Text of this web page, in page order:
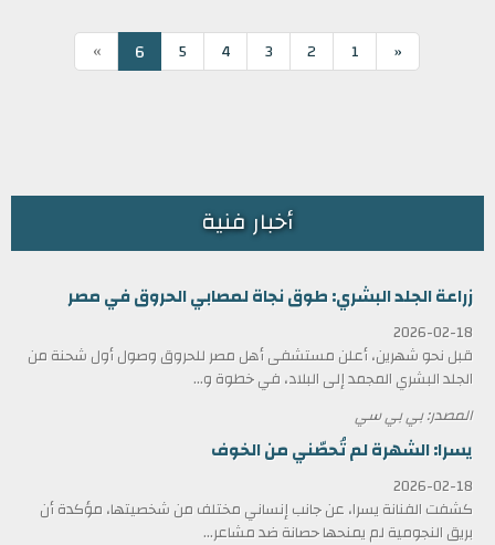
«
1
2
3
4
5
6
»
أخبار فنية
زراعة الجلد البشري: طوق نجاة لمصابي الحروق في مصر
2026-02-18
قبل نحو شهرين، أعلن مستشفى أهل مصر للحروق وصول أول شحنة من
الجلد البشري المجمد إلى البلاد، في خطوة و...
المصدر: بي بي سي
يسرا: الشهرة لم تُحصّني من الخوف
2026-02-18
كشفت الفنانة يسرا، عن جانب إنساني مختلف من شخصيتها، مؤكدة أن
بريق النجومية لم يمنحها حصانة ضد مشاعر...